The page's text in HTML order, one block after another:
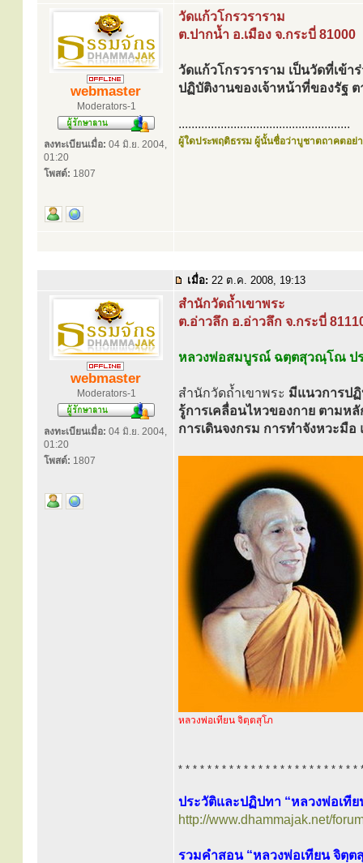
webmaster
Moderators-1
ลงทะเบียนเมื่อ: 04 มิ.ย. 2004,
01:20
โพสต์: 1807
วัดแก้วโกรวราราม
ต.ปากน้ำ อ.เมือง จ.กระบี่ 81000
วัดแก้วโกรวราราม เป็นวัดที่เข้
ปฏิบัติงานของเจ้าหน้าที่ของรัฐ
.....................................................
ผู้ใดประพฤติธรรม ผู้นั้นชื่อว่าบูชาตถาคตอย่า
เมื่อ: 22 ต.ค. 2008, 19:13
webmaster
Moderators-1
ลงทะเบียนเมื่อ: 04 มิ.ย. 2004,
01:20
โพสต์: 1807
สำนักวัดถ้ำเขาพระ
ต.อ่าวลึก อ.อ่าวลึก จ.กระบี่
หลวงพ่อสมบูรณ์ ฉตฺตสุวณฺโณ ป
สำนักวัดถ้ำเขาพระ มีแนวการป
รู้การเคลื่อนไหวของกาย ตามห
การเดินจงกรม การทำจังหวะมื
หลวงพ่อเทียน จิตฺตสุโภ
* * * * * * * * * * * * * * * * * * * * * * * * *
ประวัติและปฏิปทา “หลวงพ่อเที
http://www.dhammajak.net/
รวมคำสอน “หลวงพ่อเทียน จิตฺต